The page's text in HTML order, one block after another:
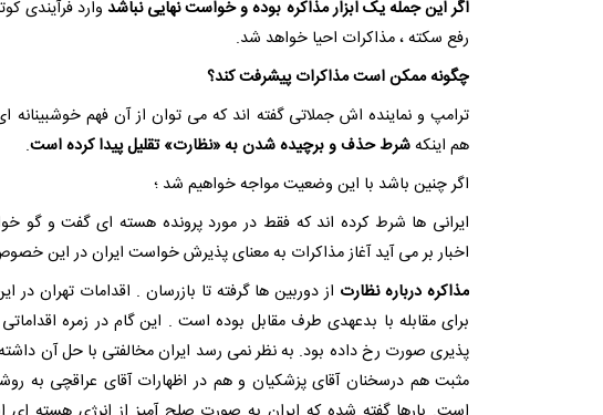
اگر این جمله یک ابزار مذاکره بوده و خواست نهایی نباشد وارد فرآیندی
رفع سکته ، مذاکرات احیا خواهد شد.
چگونه ممکن است مذاکرات پیشرفت کند؟
ترامپ و نماینده اش جملاتی گفته اند که می توان از آن فهم
هم اینکهشرط حذف و برچیده شدن به «نظارت» تقلیل پیدا کرده است.
اگر چنین باشد با این وضعیت مواجه خواهیم شد ؛
ایرانی ها شرط کرده اند که فقط در مورد پرونده هسته ای گفت و گو
اخبار بر می آید آغاز مذاکرات به معنای پذیرش خواست ایران در این
مذاکره درباره نظارت از دوربین ها گرفته تا بازرسان . اقدامات تهران
برای مقابله با بدعهدی طرف مقابل بوده است . این گام در زمره
پذیری صورت رخ داده بود. به نظر نمی رسد ایران مخالفتی با حل آن
مثبت هم درسخنان آقای پزشکیان و هم در اظهارات آقای عراقچی به